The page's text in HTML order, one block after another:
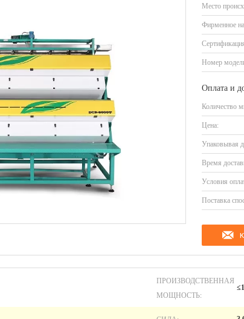
Место
Фирменное
Номер
Оплата и
Количество
Цена:
Упаковывая
Время
Условия
Поставка
ПРОИЗВОДСТВЕННАЯ
МОЩНОСТЬ: